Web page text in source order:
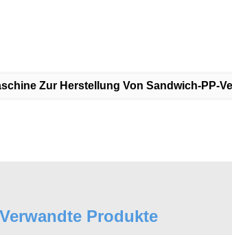
Zur Herstellung Von Sandwich-PP-
Verwandte Produkte